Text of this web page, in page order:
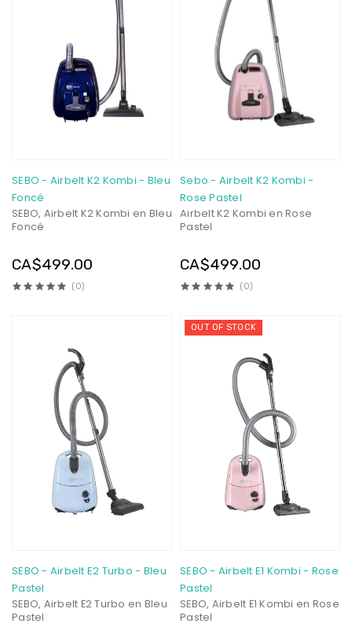
SEBO - Airbelt K2 Kombi - Bleu
Foncé
SEBO, Airbelt K2 Kombi en Bleu
Foncé
CA$499.00
(0)
Sebo - Airbelt K2 Kombi -
Rose Pastel
Airbelt K2 Kombi en Rose
Pastel
CA$499.00
(0)
SEBO - Airbelt E2 Turbo - Bleu
Pastel
SEBO, Airbelt E2 Turbo en Bleu
Pastel
OUT OF STOCK
SEBO - Airbelt E1 Kombi - Rose
Pastel
SEBO, Airbelt E1 Kombi en Rose
Pastel